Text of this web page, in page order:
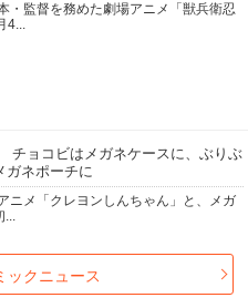
・監督を務めた劇場アニメ「獣兵衛忍
4...
チョコビはメガネケースに、ぶりぶ
ガネポーチに
ニメ「クレヨンしんちゃん」と、メガ
...
ックニュース